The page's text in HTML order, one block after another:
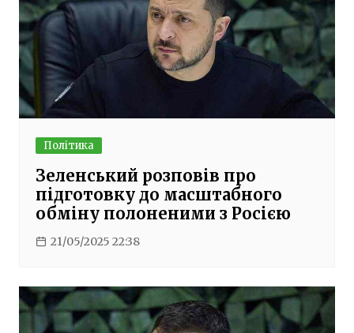
Політика
Зеленський розповів про
підготовку до масштабного
обміну полоненими з Росією
21/05/2025 22:38